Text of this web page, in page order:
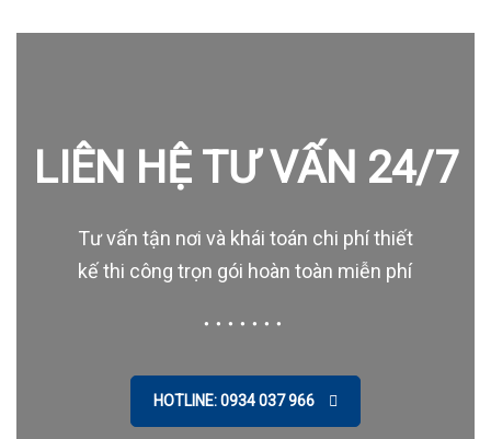
LIÊN HỆ TƯ VẤN 24/7
Tư vấn tận nơi và khái toán chi phí thiết
kế thi công trọn gói hoàn toàn miễn phí
HOTLINE: 0934 037 966